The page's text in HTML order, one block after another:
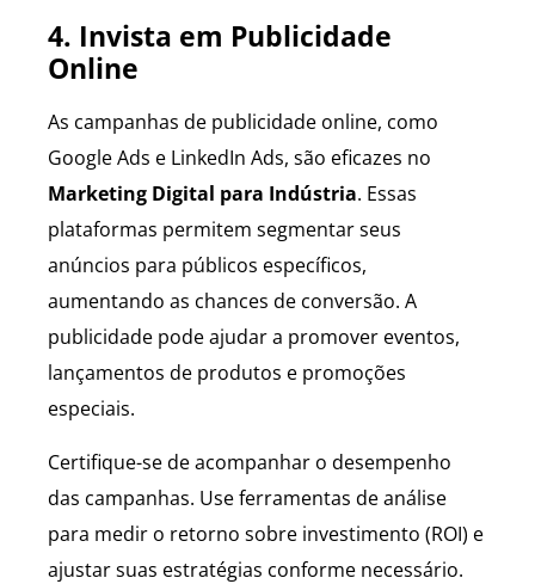
4. Invista em Publicidade
Online
As campanhas de publicidade online, como
Google Ads e LinkedIn Ads, são eficazes no
Marketing Digital para Indústria. Essas
plataformas permitem segmentar seus
anúncios para públicos específicos,
aumentando as chances de conversão. A
publicidade pode ajudar a promover eventos,
lançamentos de produtos e promoções
especiais.
Certifique-se de acompanhar o desempenho
das campanhas. Use ferramentas de análise
para medir o retorno sobre investimento (ROI) e
ajustar suas estratégias conforme necessário.